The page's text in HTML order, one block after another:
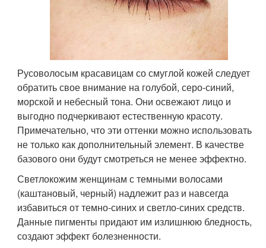
Русоволосым красавицам со смуглой кожей следует
обратить свое внимание на голубой, серо-синий,
морской и небесный тона. Они освежают лицо и
выгодно подчеркивают естественную красоту.
Примечательно, что эти оттенки можно использовать
не только как дополнительный элемент. В качестве
базового они будут смотреться не менее эффектно.
Светлокожим женщинам с темными волосами
(каштановый, черный) надлежит раз и навсегда
избавиться от темно-синих и светло-синих средств.
Данные пигменты придают им излишнюю бледность,
создают эффект болезненности.